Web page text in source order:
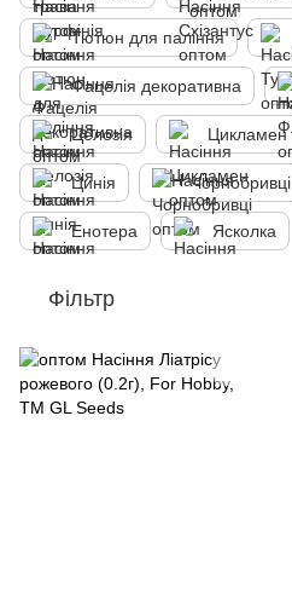
Тютюн для паління
Фацелія декоративна
Целозія Цикламен
Цинія Чорнобривці
Енотера Ясколка
Фільтр